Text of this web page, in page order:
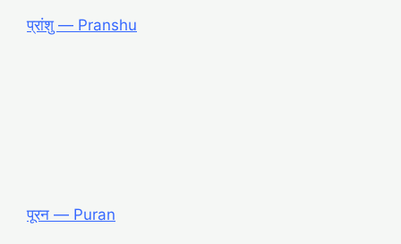
प्रांशु — Pranshu
पूरन — Puran